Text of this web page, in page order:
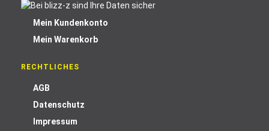
Mein Kundenkonto
Mein Warenkorb
RECHTLICHES
AGB
Datenschutz
Impressum